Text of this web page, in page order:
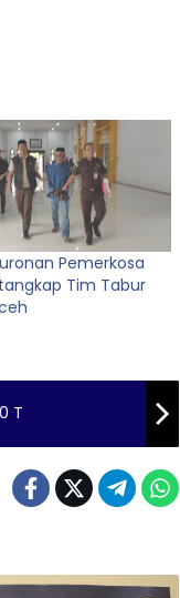
Pemerkosa
Tim Tabur
T